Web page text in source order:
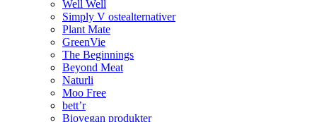
Well Well
Simply V ostealternativer
Plant Mate
GreenVie
The Beginnings
Beyond Meat
Naturli
Moo Free
bett’r
Biovegan produkter